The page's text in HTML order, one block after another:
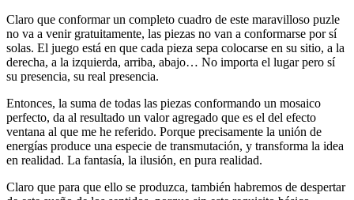
Claro que conformar un completo cuadro de este maravilloso puzle
no va a venir gratuitamente, las piezas no van a conformarse por sí
solas. El juego está en que cada pieza sepa colocarse en su sitio, a la
derecha, a la izquierda, arriba, abajo… No importa el lugar pero sí
su presencia, su real presencia.
Entonces, la suma de todas las piezas conformando un mosaico
perfecto, da al resultado un valor agregado que es el del efecto
ventana al que me he referido. Porque precisamente la unión de
energías produce una especie de transmutación, y transforma la idea
en realidad. La fantasía, la ilusión, en pura realidad.
Claro que para que ello se produzca, también habremos de despertar